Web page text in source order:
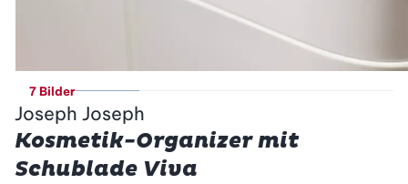
7 Bilder
Joseph Joseph
Kosmetik-Organizer mit
Schublade Viva